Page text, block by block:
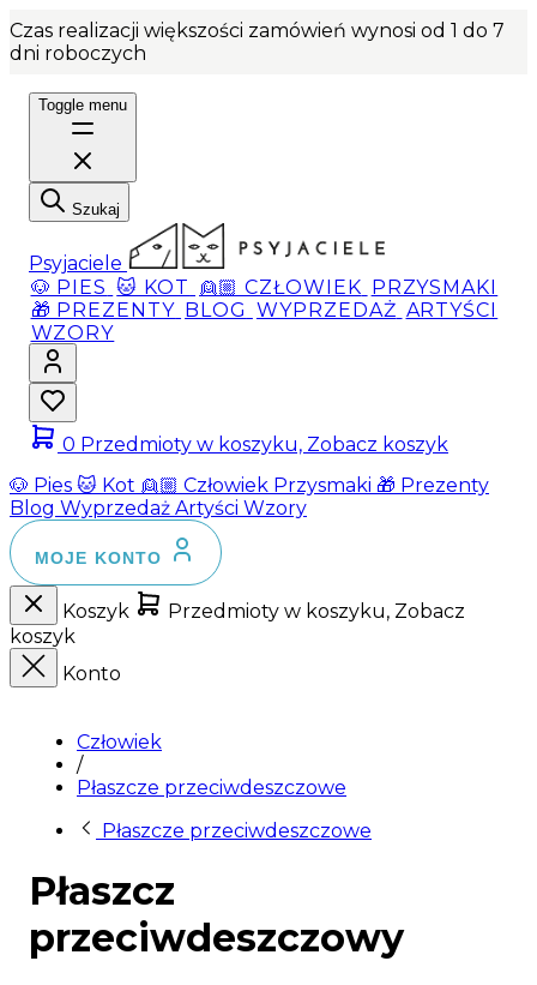
Czas realizacji większości zamówień wynosi od 1 do 7
dni roboczych
Toggle menu
Szukaj
Psyjaciele
🐶 PIES 🐱 KOT 👱🏼 CZŁOWIEK PRZYSMAKI
🎁 PREZENTY BLOG WYPRZEDAŻ ARTYŚCI
WZORY
0 Przedmioty w koszyku, Zobacz koszyk
🐶 Pies 🐱 Kot 👱🏼 Człowiek Przysmaki 🎁 Prezenty
Blog Wyprzedaż Artyści Wzory
MOJE KONTO
Koszyk
Przedmioty w koszyku, Zobacz
koszyk
Konto
Człowiek
/
Płaszcze przeciwdeszczowe
Płaszcze przeciwdeszczowe
Płaszcz
przeciwdeszczowy